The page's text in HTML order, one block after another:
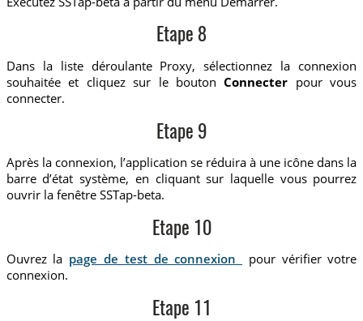
Etape 8
Dans la liste déroulante Proxy, sélectionnez la connexion
souhaitée et cliquez sur le boutonConnecter pour vous
connecter.
Etape 9
Après la connexion, l’application se réduira à une icône dans la
barre d’état système, en cliquant sur laquelle vous pourrez
ouvrir la fenêtre SSTap-beta.
Etape 10
Ouvrez la page de test de connexion
pour vérifier votre
connexion.
Etape 11